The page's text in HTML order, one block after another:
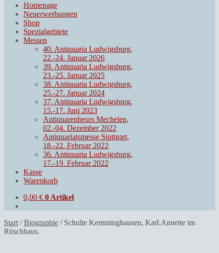
Homepage
Neuerwerbungen
Shop
Spezialgebiete
Messen
40. Antiquaria Ludwigsburg,
22.-24. Januar 2026
39. Antiquaria Ludwigsburg,
23.-25. Januar 2025
38. Antiquaria Ludwigsburg,
25.-27. Januar 2024
37. Antiquaria Ludwigsburg,
15.-17. Juni 2023
Antiquarenbeurs Mechelen,
02.-04. Dezember 2022
Antiquariatsmesse Stuttgart,
18.-22. Februar 2022
36. Antiquaria Ludwigsburg,
17.-19. Februar 2022
Kasse
Warenkorb
0,00 € 0 Artikel
Start /Biographie / Schulte Kemminghausen, Karl.Annette im
Rüschhaus.